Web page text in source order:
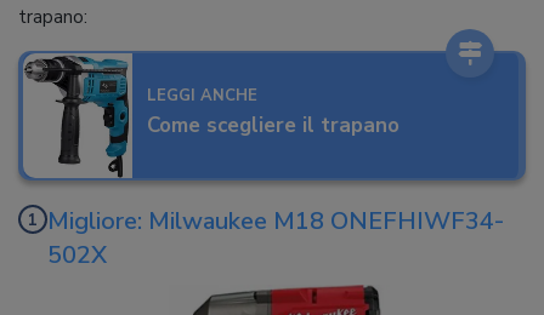
trapano:
LEGGI ANCHE
Come scegliere il trapano
Migliore: Milwaukee M18 ONEFHIWF34-
502X